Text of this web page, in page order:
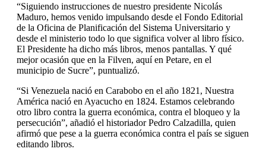
“Siguiendo instrucciones de nuestro presidente Nicolás
Maduro, hemos venido impulsando desde el Fondo Editorial
de la Oficina de Planificación del Sistema Universitario y
desde el ministerio todo lo que significa volver al libro físico.
El Presidente ha dicho más libros, menos pantallas. Y qué
mejor ocasión que en la Filven, aquí en Petare, en el
municipio de Sucre”, puntualizó.
“Si Venezuela nació en Carabobo en el año 1821, Nuestra
América nació en Ayacucho en 1824. Estamos celebrando
otro libro contra la guerra económica, contra el bloqueo y la
persecución”, añadió el historiador Pedro Calzadilla, quien
afirmó que pese a la guerra económica contra el país se siguen
editando libros.